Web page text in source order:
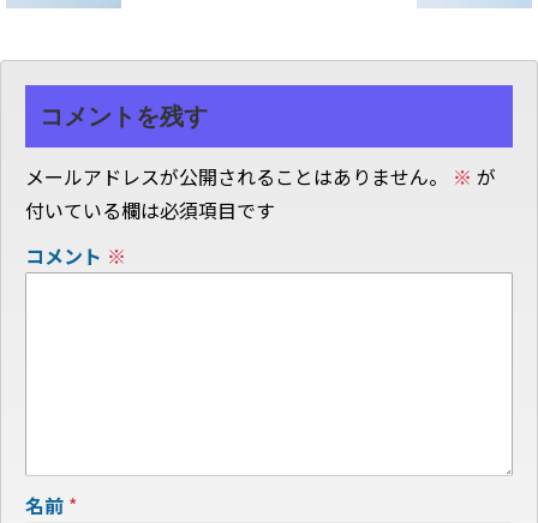
コメントを残す
メールアドレスが公開されることはありません。 ※ が
付いている欄は必須項目です
コメント ※
名前 *